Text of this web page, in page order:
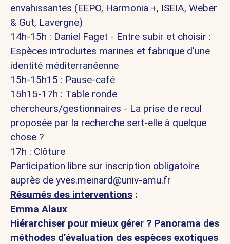
envahissantes (EEPO, Harmonia +, ISEIA, Weber
& Gut, Lavergne)
14h-15h : Daniel Faget - Entre subir et choisir :
Espèces introduites marines et fabrique d'une
identité méditerranéenne
15h-15h15 : Pause-café
15h15-17h : Table ronde
chercheurs/gestionnaires - La prise de recul
proposée par la recherche sert-elle à quelque
chose ?
17h : Clôture
Participation libre sur inscription obligatoire
auprès de yves.meinard@univ-amu.fr
Résumés des interventions :
Emma Alaux
Hiérarchiser pour mieux gérer ? Panorama des
méthodes d’évaluation des espèces exotiques